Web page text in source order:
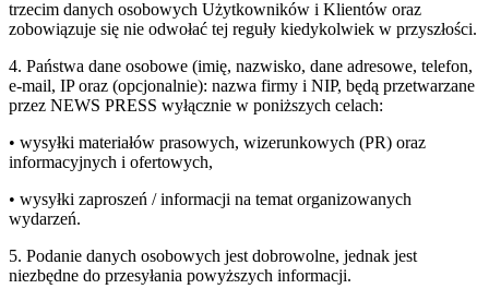
trzecim danych osobowych Użytkowników i Klientów oraz
zobowiązuje się nie odwołać tej reguły kiedykolwiek w przyszłości.
4. Państwa dane osobowe (imię, nazwisko, dane adresowe, telefon,
e-mail, IP oraz (opcjonalnie): nazwa firmy i NIP, będą przetwarzane
przez NEWS PRESS wyłącznie w poniższych celach:
• wysyłki materiałów prasowych, wizerunkowych (PR) oraz
informacyjnych i ofertowych,
• wysyłki zaproszeń / informacji na temat organizowanych
wydarzeń.
5. Podanie danych osobowych jest dobrowolne, jednak jest
niezbędne do przesyłania powyższych informacji.